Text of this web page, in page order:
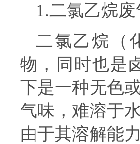
1.二氯乙烷
二氯乙烷（
物，同时也是
下是一种无色
气味，难溶于
由于其溶解能